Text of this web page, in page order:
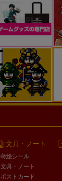
文具・ノート
蒔絵シール
文具・ノート
ポストカード